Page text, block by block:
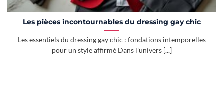
Les pièces incontournables du dressing gay chic
Les essentiels du dressing gay chic : fondations intemporelles
pour un style affirmé Dans l’univers [...]